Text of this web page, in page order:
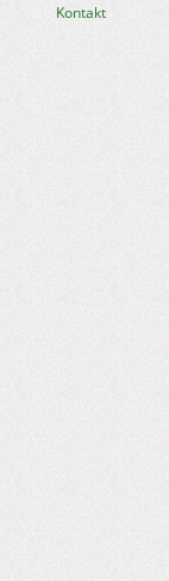
Kontakt